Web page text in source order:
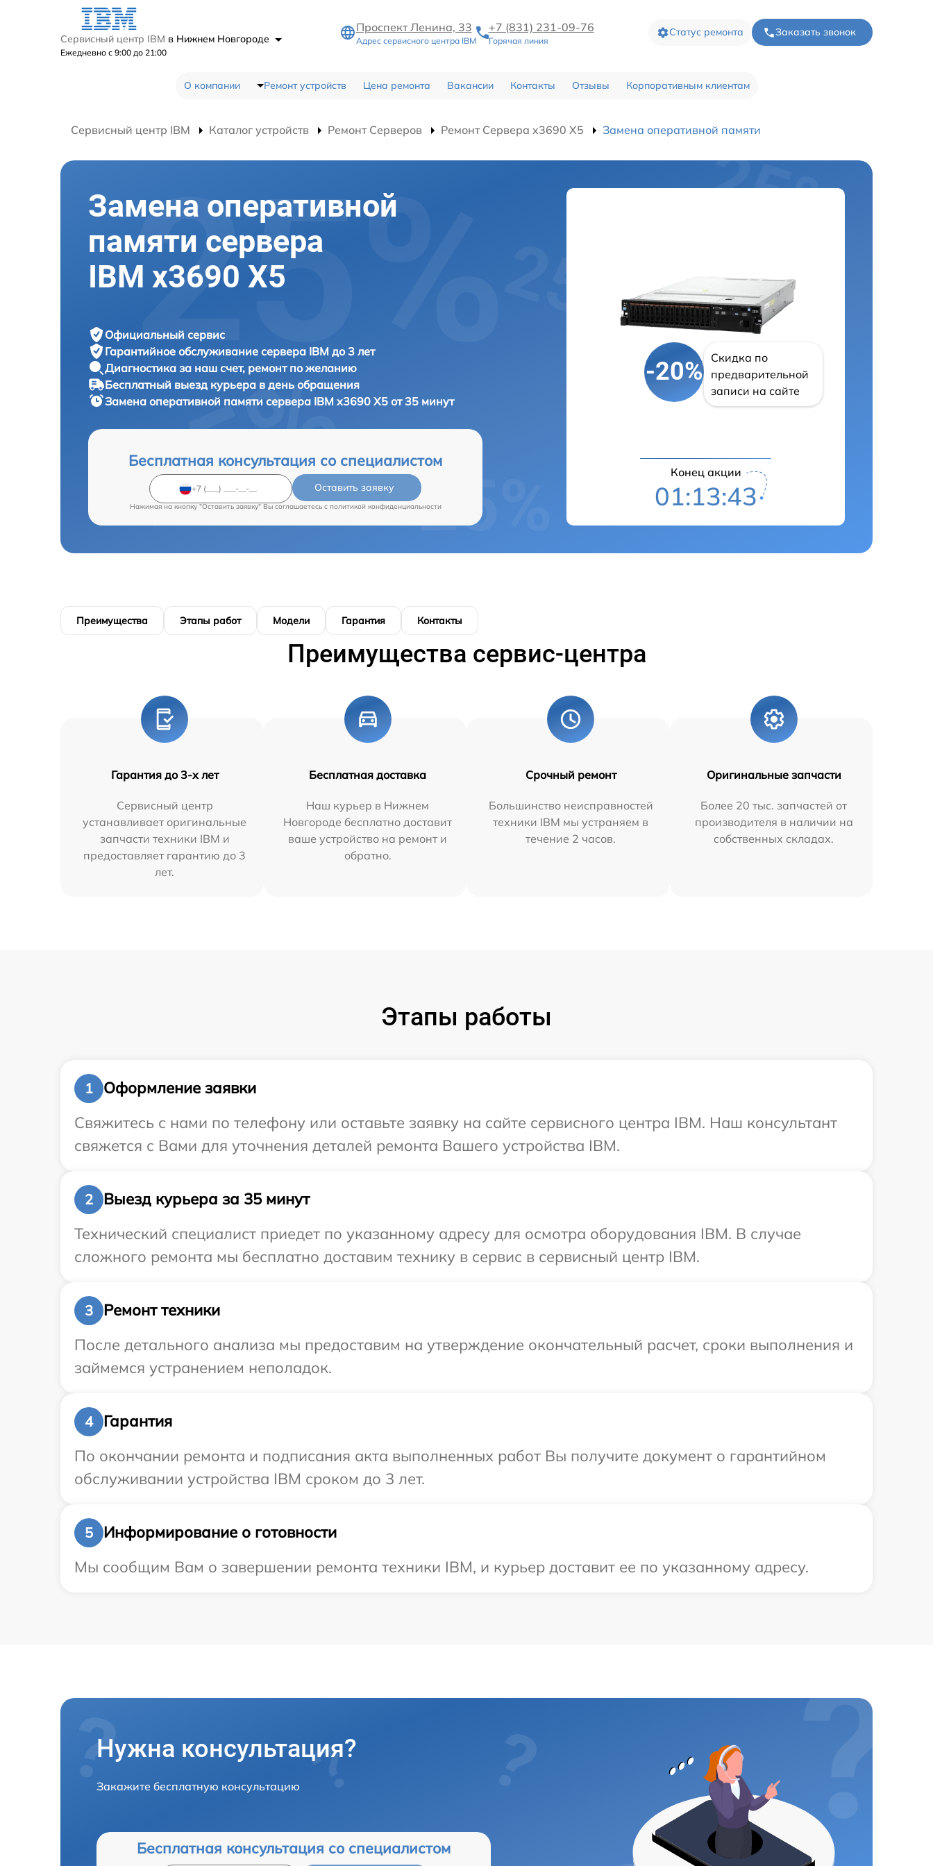
Сервисный центр IBM в Нижнем Новгороде
Ежедневно с 9:00 до 21:00
Проспект Ленина, 33
Адрес сервисного центра IBM
+7 (831) 231-09-76
Горячая линия
Статус ремонта Заказать звонок
О компании Ремонт устройств Цена ремонта Вакансии Контакты Отзывы Корпоративным клиентам
Сервисный центр IBM Каталог устройств Ремонт Серверов Ремонт Сервера x3690 X5 Замена оперативной памяти
Замена оперативной
памяти сервера
IBM x3690 X5
Официальный сервис
Гарантийное обслуживание сервера IBM до 3 лет
Диагностика за наш счет, ремонт по желанию
Бесплатный выезд курьера в день обращения
Замена оперативной памяти сервера IBM x3690 X5 от 35 минут
Бесплатная консультация со специалистом
Оставить заявку
Нажимая на кнопку "Оставить заявку" Вы соглашаетесь c политикой конфиденциальности
-20%
Скидка по
предварительной
записи на сайте
Конец акции
01:13:42
Преимущества Этапы работ Модели Гарантия Контакты
Преимущества сервис-центра
Гарантия до 3-х лет
Сервисный центр
устанавливает оригинальные
запчасти техники IBM и
предоставляет гарантию до 3
лет.
Бесплатная доставка
Наш курьер в Нижнем
Новгороде бесплатно доставит
ваше устройство на ремонт и
обратно.
Срочный ремонт
Большинство неисправностей
техники IBM мы устраняем в
течение 2 часов.
Оригинальные запчасти
Более 20 тыс. запчастей от
производителя в наличии на
собственных складах.
Этапы работы
1
Оформление заявки
Свяжитесь с нами по телефону или оставьте заявку на сайте сервисного центра IBM. Наш консультант
свяжется с Вами для уточнения деталей ремонта Вашего устройства IBM.
2
Выезд курьера за 35 минут
Технический специалист приедет по указанному адресу для осмотра оборудования IBM. В случае
сложного ремонта мы бесплатно доставим технику в сервис в сервисный центр IBM.
3
Ремонт техники
После детального анализа мы предоставим на утверждение окончательный расчет, сроки выполнения и
займемся устранением неполадок.
4
Гарантия
По окончании ремонта и подписания акта выполненных работ Вы получите документ о гарантийном
обслуживании устройства IBM сроком до 3 лет.
5
Информирование о готовности
Мы сообщим Вам о завершении ремонта техники IBM, и курьер доставит ее по указанному адресу.
Нужна консультация?
Закажите бесплатную консультацию
Бесплатная консультация со специалистом